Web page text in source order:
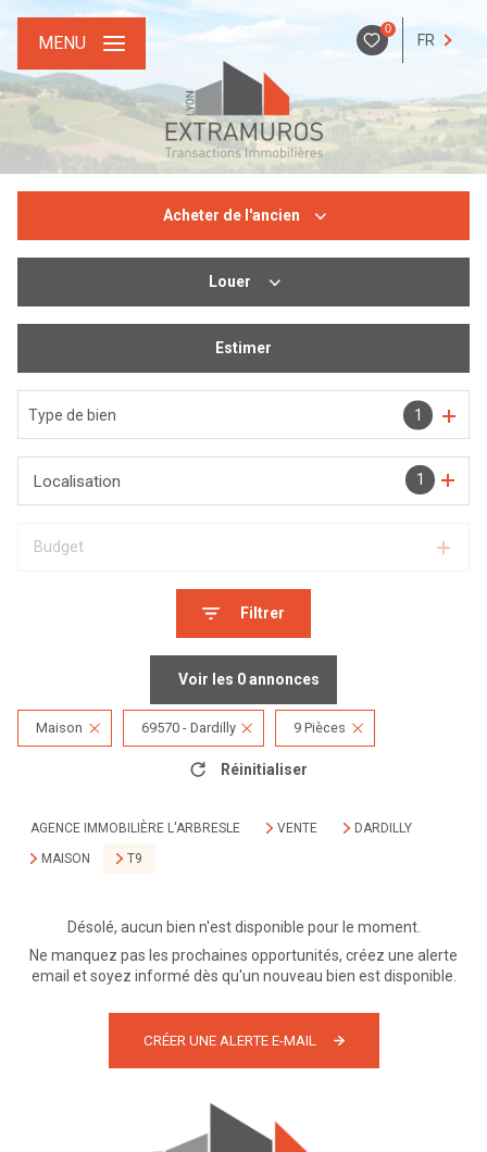
0
FR
MENU
Acheter de l'ancien
De l'immo pro
Louer
Estimer
Type de bien 1
1
Localisation
Budget
Filtrer
Voir les 0annonces
Maison 69570 - Dardilly 9 Pièces
Réinitialiser
AGENCE IMMOBILIÈRE L'ARBRESLE VENTE
DARDILLY
MAISON
T9
Désolé, aucun bien n'est disponible pour le moment.
Ne manquez pas les prochaines opportunités, créez une alerte
email et soyez informé dès qu'un nouveau bien est disponible.
CRÉER UNE ALERTE E-MAIL